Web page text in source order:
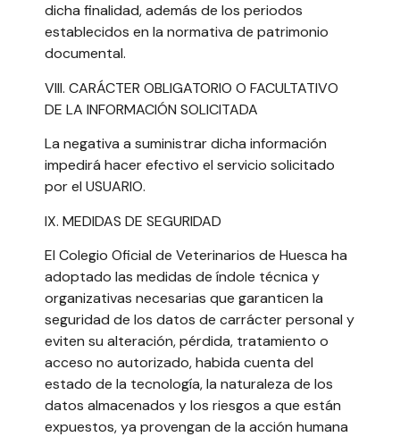
dicha finalidad, además de los periodos
establecidos en la normativa de patrimonio
documental.
VIII. CARÁCTER OBLIGATORIO O FACULTATIVO
DE LA INFORMACIÓN SOLICITADA
La negativa a suministrar dicha información
impedirá hacer efectivo el servicio solicitado
por el USUARIO.
IX. MEDIDAS DE SEGURIDAD
El Colegio Oficial de Veterinarios de Huesca ha
adoptado las medidas de índole técnica y
organizativas necesarias que garanticen la
seguridad de los datos de carrácter personal y
eviten su alteración, pérdida, tratamiento o
acceso no autorizado, habida cuenta del
estado de la tecnología, la naturaleza de los
datos almacenados y los riesgos a que están
expuestos, ya provengan de la acción humana